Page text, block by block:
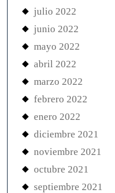
julio 2022
junio 2022
mayo 2022
abril 2022
marzo 2022
febrero 2022
enero 2022
diciembre 2021
noviembre 2021
octubre 2021
septiembre 2021